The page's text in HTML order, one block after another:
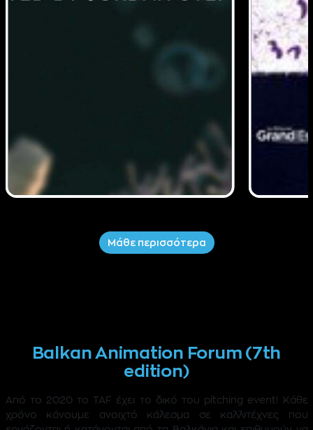
Μάθε περισσότερα
Balkan Animation Forum (7th
edition)
Από το 2020 το TAF έχει το δικό του pitching event! Κάθε
χρόνο κάνουμε ανοιχτό κάλεσμα σε καλλιτέχνες που